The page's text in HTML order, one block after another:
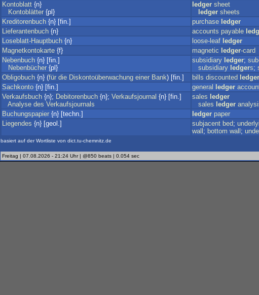
Kontoblatt {n}
Kontoblätter {pl}
ledger sheet
ledger sheets
Kreditorenbuch {n} [fin.] purchase ledger
Lieferantenbuch {n} accounts payable
Loseblatt-Hauptbuch {n} loose-leaf ledger
Magnetkontokarte {f} magnetic ledger-card
Nebenbuch {n} [fin.]
Nebenbücher {pl}
subsidiary ledger;
subsidiary ledgers;
Obligobuch {n} (für die Diskontoüberwachung einer Bank) [fin.] bills discounted ledger
Sachkonto {n} [fin.] general ledger
Verkaufsbuch {n}; Debitorenbuch {n}; Verkaufsjournal {n} [fin.]
Analyse des Verkaufsjournals
sales ledger
sales ledger
Buchungspapier {n} [techn.] ledger paper
Liegendes {n} [geol.] subjacent bed;
wall ; bottom wall ;
basiert auf der Wortliste von dict.tu-chemnitz.de
Freitag | 07.08.2026 - 21:24 Uhr | @850 beats | 0.054 sec